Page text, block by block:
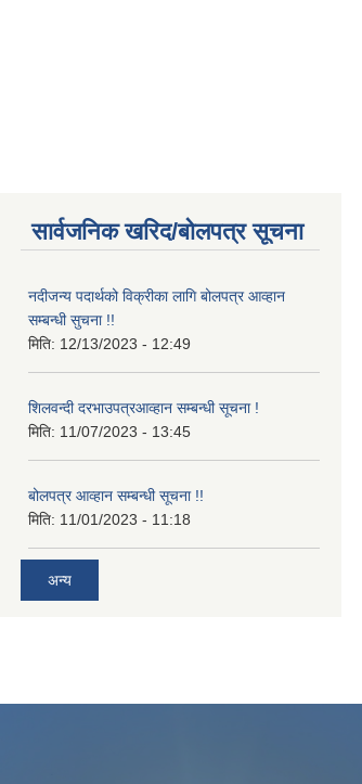
सार्वजनिक खरिद/बोलपत्र सूचना
नदीजन्य पदार्थको विक्रीका लागि बोलपत्र आव्हान
सम्बन्धी सुचना !!
मिति: 12/13/2023 - 12:49
शिलवन्दी दरभाउपत्रआव्हान सम्बन्धी सूचना !
मिति: 11/07/2023 - 13:45
बोलपत्र आव्हान सम्बन्धी सूचना !!
मिति: 11/01/2023 - 11:18
अन्य